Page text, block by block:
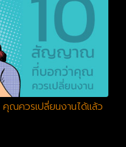
ควรเปลี่ยนงานได้แล้ว